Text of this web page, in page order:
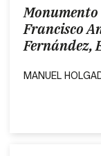
Francisco
Fernández,
MANUEL